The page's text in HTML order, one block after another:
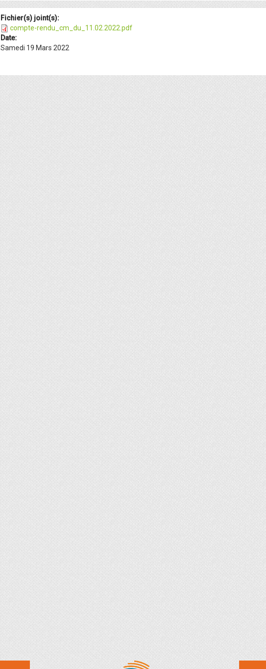
Fichier(s) joint(s):
compte-rendu_cm_du_11.02.2022.pdf
Date:
Samedi 19 Mars 2022